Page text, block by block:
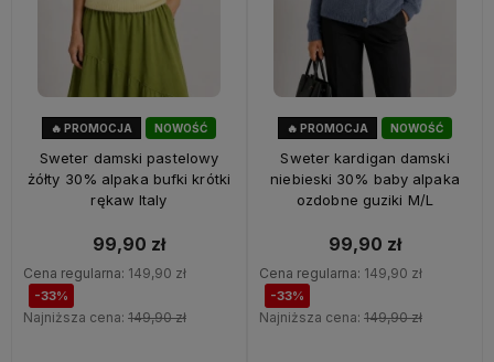
NOWOŚĆ
🔥 PROMOCJA
Sweter damski pastelowy
żółty 30% alpaka bufki krótki
rękaw Italy
99,90 zł
Cena regularna: 149,90 zł
-33%
Najniższa cena: 149,90 zł
NOWOŚĆ
🔥 PROMOCJA
Sweter kardigan damski
niebieski 30% baby alpaka
ozdobne guziki M/L
99,90 zł
Cena regularna: 149,90 zł
-33%
Najniższa cena: 149,90 zł